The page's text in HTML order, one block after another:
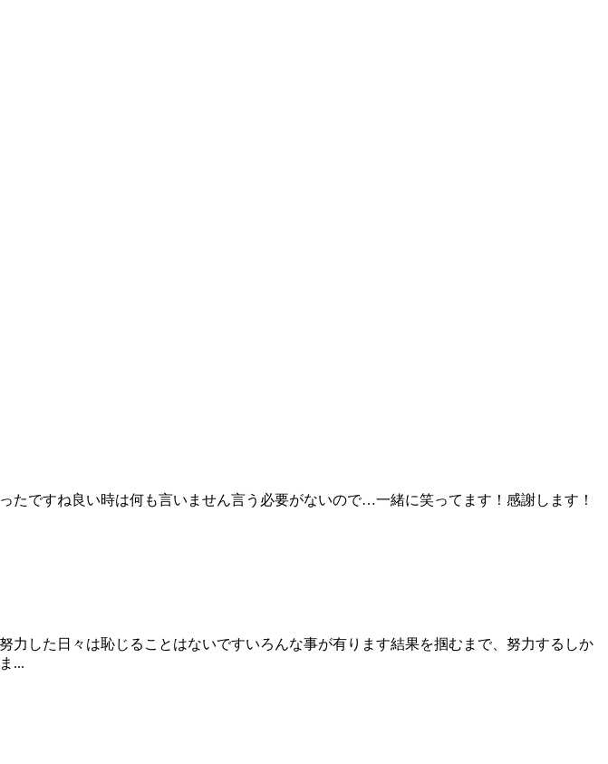
ですね良い時は何も言いません言う必要がないので…一緒に笑ってます！感謝します！
した日々は恥じることはないですいろんな事が有ります結果を掴むまで、努力するしか
...